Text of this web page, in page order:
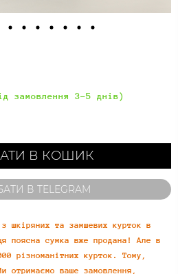
замовлення 3-5 днів)
В КОШИК
В TELEGRAM
з шкіряних та замшевих курток в
поясна сумка вже продана! Але в
різноманітних курток. Тому,
отримаємо ваше замовлення,